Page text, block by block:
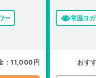
ー
11,000円
常温ヨガ
おす